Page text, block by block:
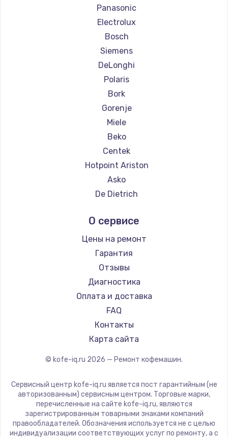
Ремонт кофемашин Saeco
Ремонт кофемашин La Cimbali
Ремонт кофемашин WMF
Ремонт кофемашин Yamaguchi
Ремонт кофемашин Nivona
Ремонт кофемашин Astoria
Ремонт кофемашин JVC
Ремонт кофемашин Ariston
Ремонт кофемашин Grundig
Ремонт кофемашин ROCKET MOZZAFIATO
Ремонт кофемашин Vivitek
Ремонт кофемашин Thomson
Ремонт кофемашин Hisense
Ремонт кофемашин DELTA
Ремонт кофемашин Kyvol
Ремонт кофемашин RED solution
Ремонт кофемашин Bravilor Bonamat
Ремонт кофемашин Vard
Ремонт кофемашин Tuvio
Ремонт кофемашин Carrera
Ремонт кофемашин Supra
Panasonic
Electrolux
Bosch
Siemens
DeLonghi
Polaris
Bork
Gorenje
Miele
Beko
Centek
Hotpoint Ariston
Asko
De Dietrich
Ascaso
Jura
Olympia
Saeco
La Cimbali
WMF
Yamaguchi
Nivona
Astoria
ROCKET MOZZAFIATO
Vivitek
Thomson
О сервисе
Цены на ремонт
Гарантия
Отзывы
Диагностика
Оплата и доставка
FAQ
Контакты
Карта сайта
© kofe-iq.ru 2026 — Ремонт кофемашин.
Сервисный центр kofe-iq.ru является пост гарантийным (не
авторизованным) сервисным центром. Торговые марки,
перечисленные на сайте kofe-iq.ru, являются
зарегистрированным товарными знаками компаний
правообладателей. Обозначения используется не с целью
индивидуализации соответствующих услуг по ремонту, а с